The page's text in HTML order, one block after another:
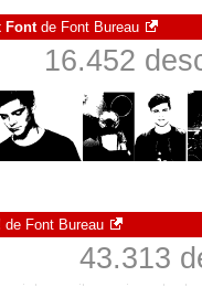
Fontde Font Bureau
16.452
de Font Bureau
43.313